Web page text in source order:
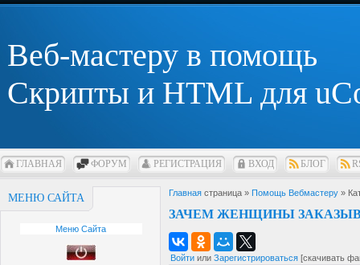
Веб-мастеру в помощь
Скрипты и HTML для
ГЛАВНАЯ ФОРУМ РЕГИСТРАЦИЯ ВХОД БЛОГ
МЕНЮ САЙТА
Меню Сайта
Главная страница » Помощь Вебмастеру »
ЗАЧЕМ ЖЕНЩИНЫ
Войти или Зарегистрироваться [скачивать